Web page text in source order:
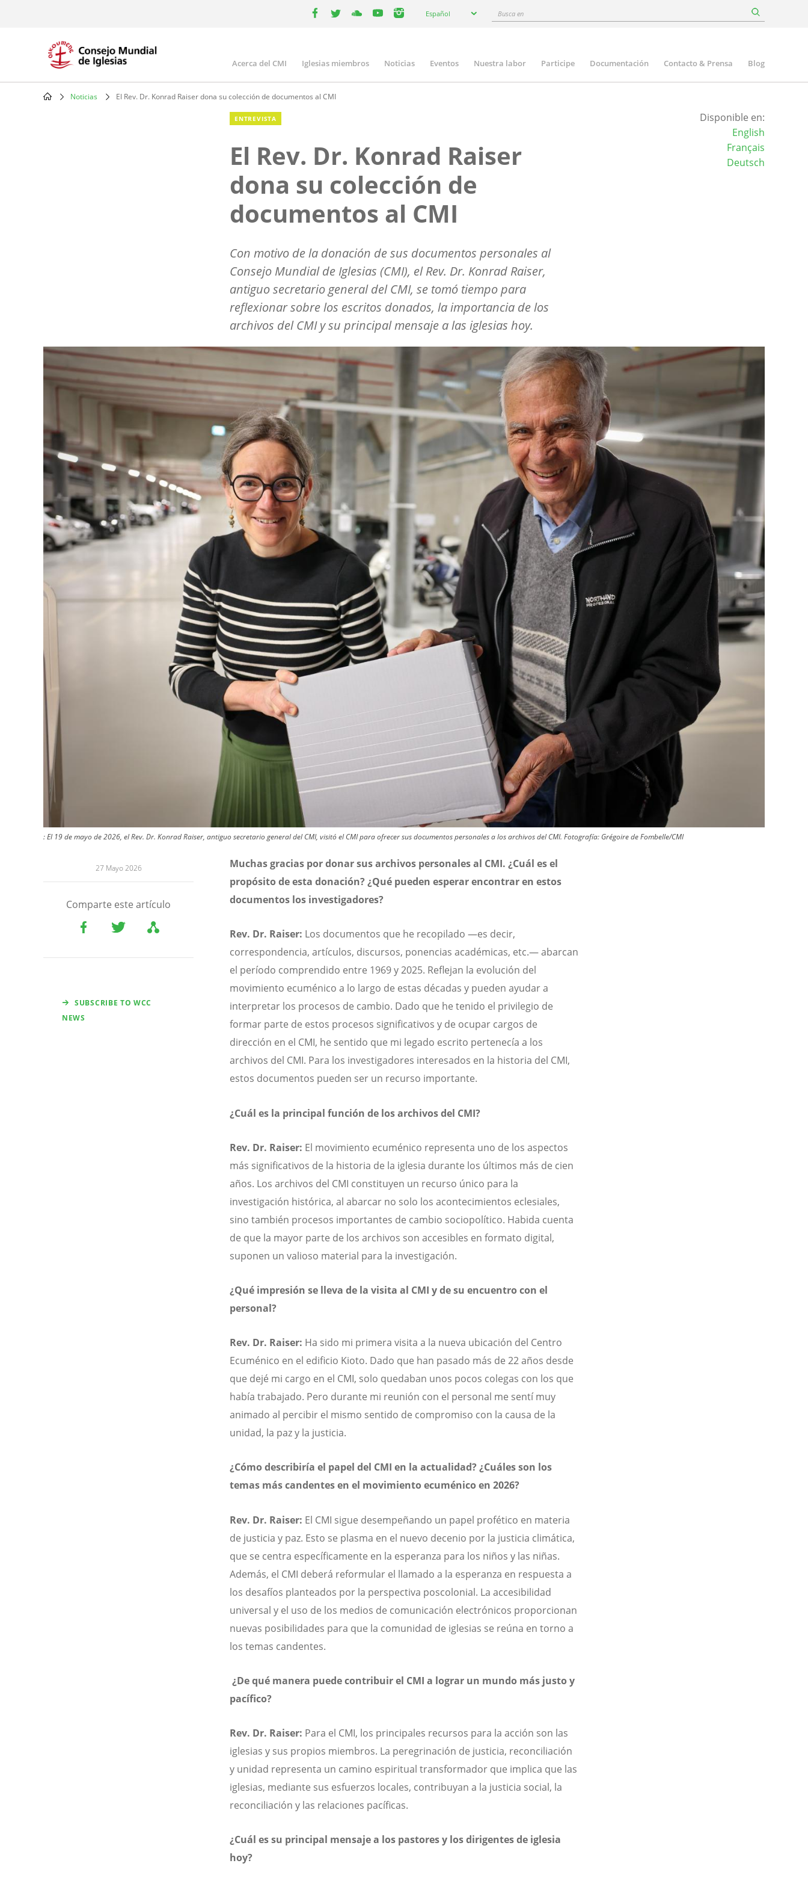
your
Español
Busca
Main
navigation
Acerca del CMI Iglesias miembros Noticias Eventos Nuestra labor Participe Documentación Contacto & Prensa Blog
Noticias El Rev. Dr. Konrad Raiser dona su colección de documentos al CMI
ENTREVISTA
El Rev. Dr. Konrad Raiser
dona su colección de
documentos al CMI
Con motivo de la donación de sus documentos personales al
Consejo Mundial de Iglesias (CMI), el Rev. Dr. Konrad Raiser,
antiguo secretario general del CMI, se tomó tiempo para
reflexionar sobre los escritos donados, la importancia de los
archivos del CMI y su principal mensaje a las iglesias hoy.
Disponible en:
English
Français
Deutsch
Image
: El 19 de mayo de 2026, el Rev. Dr. Konrad Raiser, antiguo secretario general del CMI, visitó el CMI para ofrecer sus documentos personales a los archivos del CMI. Fotografía: Grégoire de Fombelle/CMI
27 Mayo 2026
Comparte este artículo
SUBSCRIBE TO WCC
NEWS
Muchas gracias por donar sus archivos personales al CMI. ¿Cuál es el
propósito de esta donación? ¿Qué pueden esperar encontrar en estos
documentos los investigadores?
Rev. Dr. Raiser: Los documentos que he recopilado —es decir,
correspondencia, artículos, discursos, ponencias académicas, etc.— abarcan
el período comprendido entre 1969 y 2025. Reflejan la evolución del
movimiento ecuménico a lo largo de estas décadas y pueden ayudar a
interpretar los procesos de cambio. Dado que he tenido el privilegio de
formar parte de estos procesos significativos y de ocupar cargos de
dirección en el CMI, he sentido que mi legado escrito pertenecía a los
archivos del CMI. Para los investigadores interesados en la historia del CMI,
estos documentos pueden ser un recurso importante.
¿Cuál es la principal función de los archivos del CMI?
Rev. Dr. Raiser: El movimiento ecuménico representa uno de los aspectos
más significativos de la historia de la iglesia durante los últimos más de cien
años. Los archivos del CMI constituyen un recurso único para la
investigación histórica, al abarcar no solo los acontecimientos eclesiales,
sino también procesos importantes de cambio sociopolítico. Habida cuenta
de que la mayor parte de los archivos son accesibles en formato digital,
suponen un valioso material para la investigación.
¿Qué impresión se lleva de la visita al CMI y de su encuentro con el
personal?
Rev. Dr. Raiser: Ha sido mi primera visita a la nueva ubicación del Centro
Ecuménico en el edificio Kioto. Dado que han pasado más de 22 años desde
que dejé mi cargo en el CMI, solo quedaban unos pocos colegas con los que
había trabajado. Pero durante mi reunión con el personal me sentí muy
animado al percibir el mismo sentido de compromiso con la causa de la
unidad, la paz y la justicia.
¿Cómo describiría el papel del CMI en la actualidad? ¿Cuáles son los
temas más candentes en el movimiento ecuménico en 2026?
Rev. Dr. Raiser: El CMI sigue desempeñando un papel profético en materia
de justicia y paz. Esto se plasma en el nuevo decenio por la justicia climática,
que se centra específicamente en la esperanza para los niños y las niñas.
Además, el CMI deberá reformular el llamado a la esperanza en respuesta a
los desafíos planteados por la perspectiva poscolonial. La accesibilidad
universal y el uso de los medios de comunicación electrónicos proporcionan
nuevas posibilidades para que la comunidad de iglesias se reúna en torno a
los temas candentes.
¿De qué manera puede contribuir el CMI a lograr un mundo más justo y
pacífico?
Rev. Dr. Raiser: Para el CMI, los principales recursos para la acción son las
iglesias y sus propios miembros. La peregrinación de justicia, reconciliación
y unidad representa un camino espiritual transformador que implica que las
iglesias, mediante sus esfuerzos locales, contribuyan a la justicia social, la
reconciliación y las relaciones pacíficas.
¿Cuál es su principal mensaje a los pastores y los dirigentes de iglesia
hoy?